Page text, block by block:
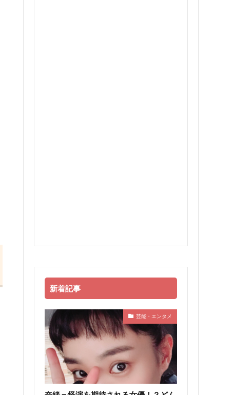
新着記事
芸能・エンタメ